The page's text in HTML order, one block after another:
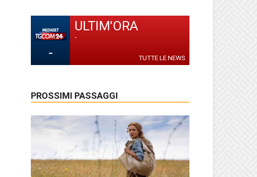
-
ULTIM'ORA
-
TUTTE LE NEWS
PROSSIMI PASSAGGI